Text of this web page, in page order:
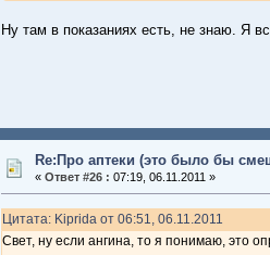
Ну там в показаниях есть, не знаю. Я
Re:Про аптеки (это было бы
« Ответ #26 : 07:19, 06.11.2011 »
Цитата: Kiprida от 06:51, 06.11.2011
Свет, ну если ангина, то я понимаю, это